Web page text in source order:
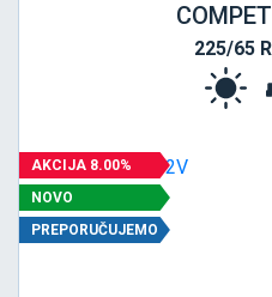
225/65
AKCIJA 8.00%
NOVO
PREPORUČUJEMO